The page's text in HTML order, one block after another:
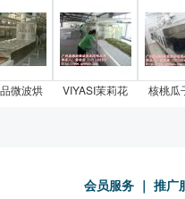
微波烘 VIYASI茉莉花 核桃瓜
会员服务 ｜ 推广